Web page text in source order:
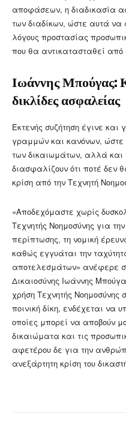
αποφάσεων, η διαδικασία
των διαδίκων, ώστε αυτά να
λόγους προστασίας
που θα αντικατασταθεί από
Ιωάννης Μπούγας:
δικλίδες ασφαλείας
Εκτενής συζήτηση έγινε και
γραμμών και κανόνων,
των δικαιωμάτων, αλλά και
διασφαλίζουν ότι ποτέ δεν
κρίση από την Τεχνητή
«Αποδεχόμαστε χωρίς
Τεχνητής Νοημοσύνης για
περίπτωσης, τη νομική
καθώς εγγυάται την
αποτελεσμάτων» ανέφερε
Δικαιοσύνης Ιωάννης
χρήση Τεχνητής
ποινική δίκη, ενδέχεται να
οποίες μπορεί να αποβούν
δικαιώματα και τις
αφετέρου δε για την
ανεξάρτητη κρίση του